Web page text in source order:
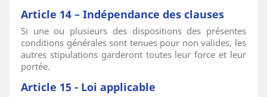
Article 14 – Indépendance des clauses
Si une ou plusieurs des dispositions des présentes
conditions générales sont tenues pour non valides, les
autres stipulations garderont toutes leur force et leur
portée.
Article 15 - Loi applicable